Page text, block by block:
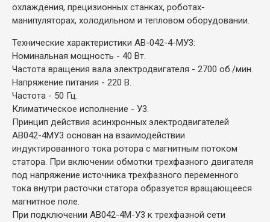
охлаждения, прецизионных станках, роботах-
манипуляторах, холодильном и тепловом оборудовании.
Технические характеристики АВ-042-4-МУ3:
Номинальная мощность - 40 Вт.
Частота вращения вала электродвигателя - 2700 об./мин.
Напряжение питания - 220 В.
Частота - 50 Гц.
Климатическое исполнение - У3.
Принцип действия асинхронных электродвигателей
АВ042-4МУ3 основан на взаимодействии
индуктированного тока ротора с магнитным потоком
статора. При включении обмотки трехфазного двигателя
под напряжение источника трехфазного переменного
тока внутри расточки статора образуется вращающееся
магнитное поле.
При подключении АВ042-4М-У3 к трехфазной сети